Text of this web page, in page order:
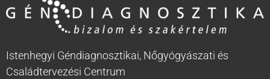
Istenhegyi Géndiagnosztikai, Nőgyógyászati és
Családtervezési Centrum